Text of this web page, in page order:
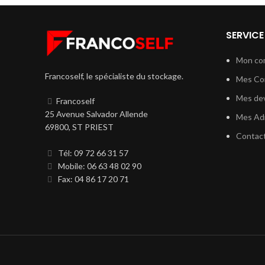
Francoself, le spécialiste du stockage.
Francoself
25 Avenue Salvador Allende
69800, ST PRIEST
Tél: 09 72 66 31 57
Mobile: 06 63 48 02 90
Fax: 04 86 17 20 71
Mon
Mes
Mes
Mes